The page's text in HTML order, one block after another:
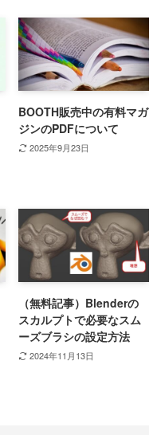
BOOTH販売中の有料マガ
ジンのPDFについて
2025年9月23日
（無料記事）Blenderの
スカルプトで必要なスム
ーズブラシの設定方法
2024年11月13日